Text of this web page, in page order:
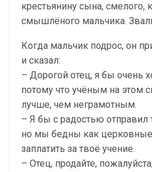
крестьянину сына, смелого,
смышлёного мальчика.
Когда мальчик подрос, он
и сказал:
– Дорогой отец, я бы очень
потому что учёным на этом
лучше, чем неграмотным.
– Я бы с радостью отправил
но мы бедны как
заплатить за твоё учение.
– Отец, продайте,